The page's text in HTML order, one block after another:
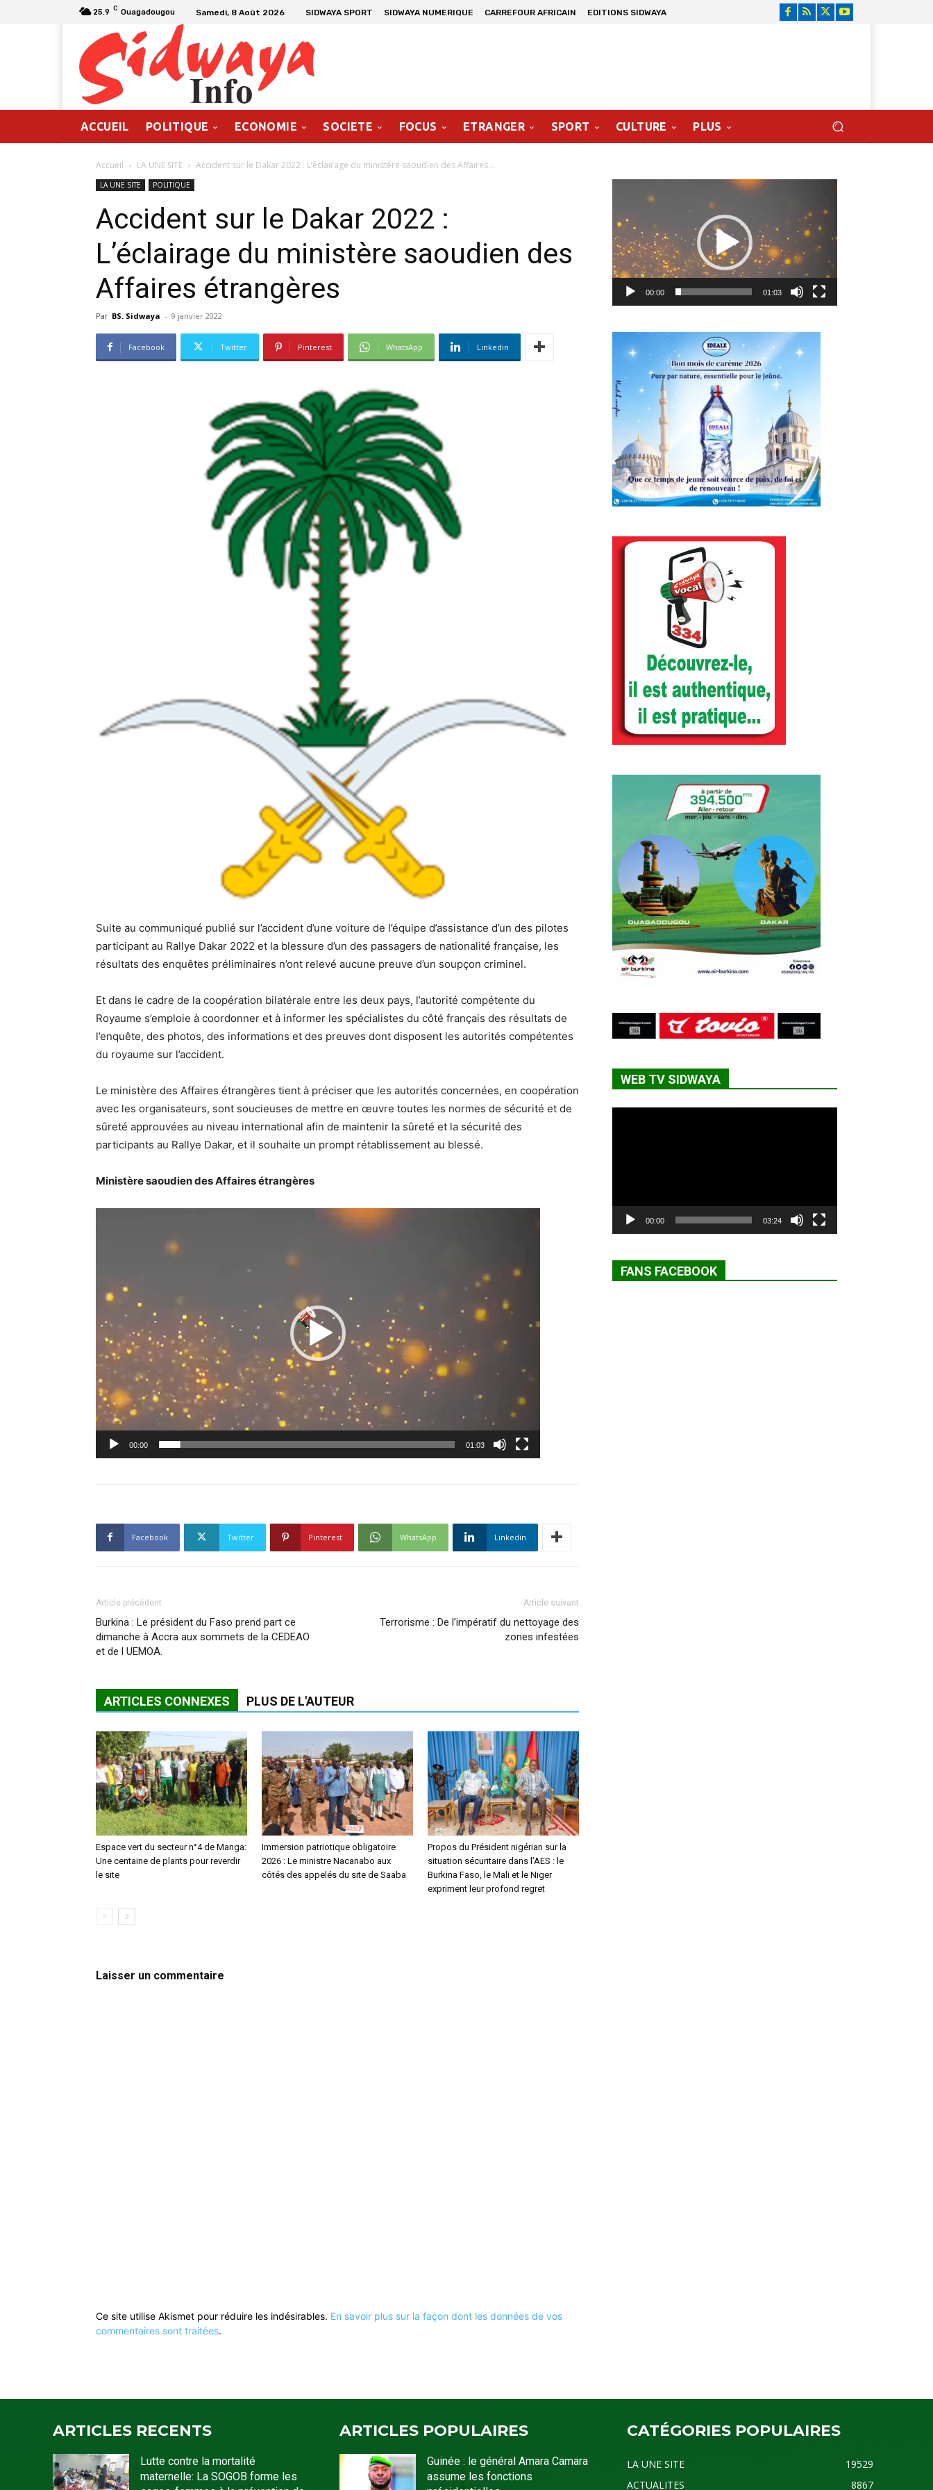
25.9 C Ouagadougou Samedi, 8 Août 2026 SIDWAYA SPORT SIDWAYA NUMERIQUE CARREFOUR AFRICAIN EDITIONS SIDWAYA
ACCUEIL POLITIQUE ECONOMIE SOCIETE FOCUS ETRANGER SPORT CULTURE PLUS
Accueil LA UNE SITE Accident sur le Dakar 2022 : L’éclairage du ministère saoudien des Affaires...
LA UNE SITE POLITIQUE
Accident sur le Dakar 2022 :
L’éclairage du ministère saoudien des
Affaires étrangères
Par BS. Sidwaya - 9 janvier 2022
Facebook Twitter Pinterest WhatsApp Linkedin
Suite au communiqué publié sur l’accident d’une voiture de l’équipe d’assistance d’un des pilotes
participant au Rallye Dakar 2022 et la blessure d’un des passagers de nationalité française, les
résultats des enquêtes préliminaires n’ont relevé aucune preuve d’un soupçon criminel.
Et dans le cadre de la coopération bilatérale entre les deux pays, l’autorité compétente du
Royaume s’emploie à coordonner et à informer les spécialistes du côté français des résultats de
l’enquête, des photos, des informations et des preuves dont disposent les autorités compétentes
du royaume sur l’accident.
Le ministère des Affaires étrangères tient à préciser que les autorités concernées, en coopération
avec les organisateurs, sont soucieuses de mettre en œuvre toutes les normes de sécurité et de
sûreté approuvées au niveau international afin de maintenir la sûreté et la sécurité des
participants au Rallye Dakar, et il souhaite un prompt rétablissement au blessé.
Ministère saoudien des Affaires étrangères
Lecteur
00:00 01:03
Facebook Twitter Pinterest WhatsApp Linkedin
Article précédent
Burkina : Le président du Faso prend part ce
dimanche à Accra aux sommets de la CEDEAO
et de l UEMOA.
Article suivant
Terrorisme : De l’impératif du nettoyage des
zones infestées
ARTICLES CONNEXES PLUS DE L'AUTEUR
Espace vert du secteur n°4 de Manga:
Une centaine de plants pour reverdir
le site
Immersion patriotique obligatoire
2026 : Le ministre Nacanabo aux
côtés des appelés du site de Saaba
Propos du Président nigérian sur la
situation sécuritaire dans l’AES : le
Burkina Faso, le Mali et le Niger
expriment leur profond regret
Laisser un commentaire
Ce site utilise Akismet pour réduire les indésirables. En savoir plus sur la façon dont les données de vos
commentaires sont traitées.
00:00 01:03
WEB TV SIDWAYA
00:00 03:24
FANS FACEBOOK
ARTICLES RECENTS
Lutte contre la mortalité
maternelle: La SOGOB forme les
ARTICLES POPULAIRES
Guinée : le général Amara Camara
assume les fonctions
CATÉGORIES POPULAIRES
LA UNE SITE
19529
ACTUALITES
8867